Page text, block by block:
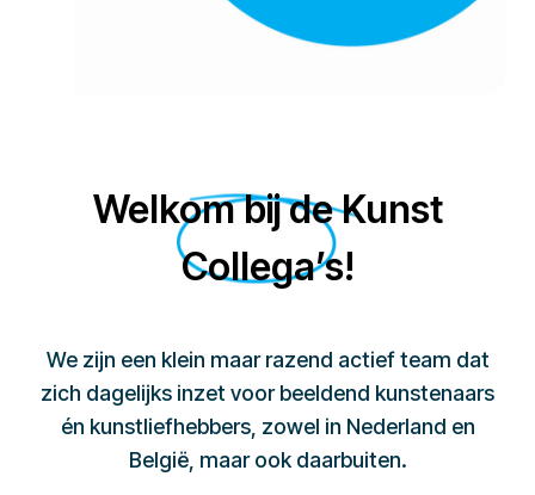
Welkom bij de Kunst
Collega’s!
We zijn een klein maar razend actief team dat
zich dagelijks inzet voor beeldend kunstenaars
én kunstliefhebbers, zowel in Nederland en
België, maar ook daarbuiten.